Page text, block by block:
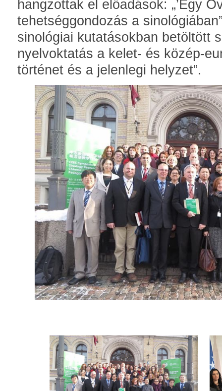
hangzottak el előadások: „’Egy
tehetséggondozás a
sinológiai kutatásokban betöltött
nyelvoktatás a kelet- és közép-
történet és a jelenlegi helyzet”.